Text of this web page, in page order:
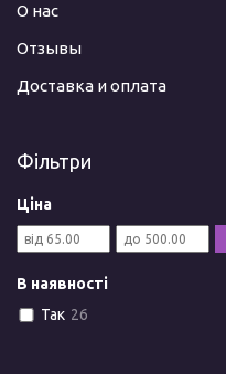
О нас
Отзывы
Доставка и оплата
Фільтри
Ціна
В наявності
Так 26